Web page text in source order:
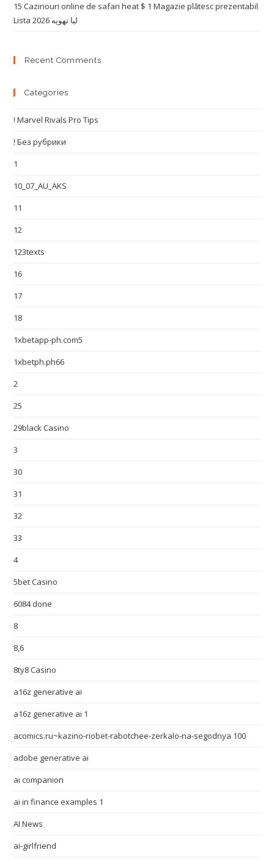
15 Cazinouri online de safari heat $ 1 Magazie plătesc prezentabil
Lista 2026 لیا تهویه
Recent Comments
Categories
! Marvel Rivals Pro Tips
! Без рубрики
1
10_07_AU_AKS
11
12
123texts
16
17
18
1xbetapp-ph.com5
1xbetph.ph66
2
25
29black Casino
3
30
31
32
33
4
5bet Casino
6084 done
8
8,6
8ty8 Casino
a16z generative ai
a16z generative ai 1
acomics.ru~kazino-riobet-rabotchee-zerkalo-na-segodnya 100
adobe generative ai
ai companion
ai in finance examples 1
AI News
ai-girlfriend